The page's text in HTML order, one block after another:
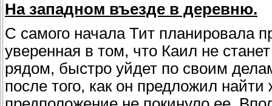
На западном въезде в деревню.
С самого начала Тит планировала
уверенная в том, что Каил не
рядом, быстро уйдет по своим
после того, как он предложил